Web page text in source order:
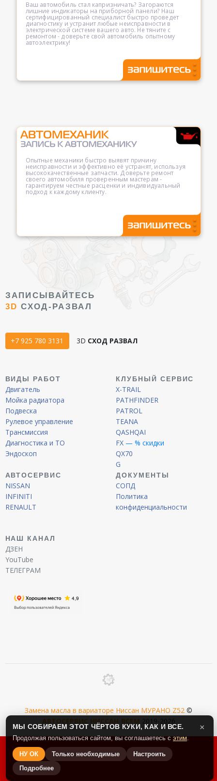
Ваш автомобиль стал капризничать? Загораются
лишние индикаторы на приборной панели? Наш
сертифицированный специалист быстро проведет
диагностику и устранит любые неисправности в
электрической системе вашего авто. Не тяните с
ремонтом - доверьте свой автомобиль опытному
автоэлектрику!
Опытные механики быстро выявят причину
неисправности и эффективно её устранят, используя
высококачественные запчасти. Доверьте ремонт
своего автомобиля проверенным мастерам -
гарантируем честные расценки и индивидуальный
подход к каждому клиенту.
ЗАПИСЫВАЙТЕСЬ
3D СХОД-РАЗВАЛ
+7 925 780 3131 3D СХОД РАЗВАЛ
ВИДЫ РАБОТ
Двигатель
Мойка радиатора
Подвеска
Рулевое управление
Трансмиссия
Диагностика и ТО
Эндоскоп
КЛУБНЫЙ СЕРВИС
X-TRAIL
PATHFINDER
PATROL
TEANA
QASHQAI
FX — % скидки
QX70
G
АВТОСЕРВИС
NISSAN
INFINITI
RENAULT
ДОКУМЕНТЫ
СОПД
Политика
конфиденциальности
НАШ КАНАЛ
ДЗЕН
YouTube
ТЕЛЕГРАМ
Замена масла в вариаторе Ниссан МУРАНО Z52 ©
АВТОСЕРВИС НИССАН-ВСЕМ 2019-2026
МЫ СОБИРАЕМ ЭТОТ ЧЁРТОВ КУКИ, КАК И ВСЕ.
Продолжая пользоваться сайтом, вы соглашаетесь сэтим.
НУ ОК Только необходимые
Настроить
Подробнее
×